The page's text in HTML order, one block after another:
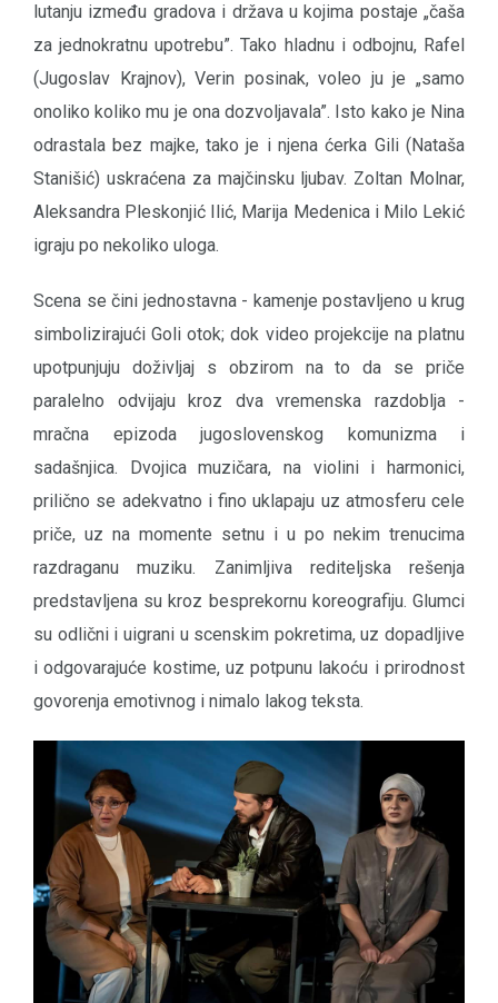
lutanju između gradova i država u kojima postaje „čaša
za jednokratnu upotrebu”. Tako hladnu i odbojnu, Rafel
(Jugoslav Krajnov), Verin posinak, voleo ju je „samo
onoliko koliko mu je ona dozvoljavala”. Isto kako je Nina
odrastala bez majke, tako je i njena ćerka Gili (Nataša
Stanišić) uskraćena za majčinsku ljubav. Zoltan Molnar,
Aleksandra Pleskonjić Ilić, Marija Medenica i Milo Lekić
igraju po nekoliko uloga.
Scena se čini jednostavna - kamenje postavljeno u krug
simbolizirajući Goli otok; dok video projekcije na platnu
upotpunjuju doživljaj s obzirom na to da se priče
paralelno odvijaju kroz dva vremenska razdoblja -
mračna epizoda jugoslovenskog komunizma i
sadašnjica. Dvojica muzičara, na violini i harmonici,
prilično se adekvatno i fino uklapaju uz atmosferu cele
priče, uz na momente setnu i u po nekim trenucima
razdraganu muziku. Zanimljiva rediteljska rešenja
predstavljena su kroz besprekornu koreografiju. Glumci
su odlični i uigrani u scenskim pokretima, uz dopadljive
i odgovarajuće kostime, uz potpunu lakoću i prirodnost
govorenja emotivnog i nimalo lakog teksta.